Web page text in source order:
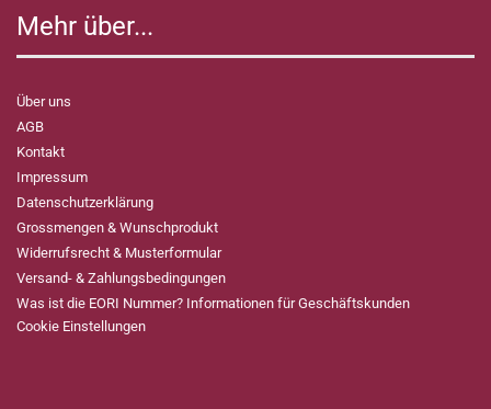
Mehr über...
Über uns
AGB
Kontakt
Impressum
Datenschutzerklärung
Grossmengen & Wunschprodukt
Widerrufsrecht & Musterformular
Versand- & Zahlungsbedingungen
Was ist die EORI Nummer? Informationen für Geschäftskunden
Cookie Einstellungen